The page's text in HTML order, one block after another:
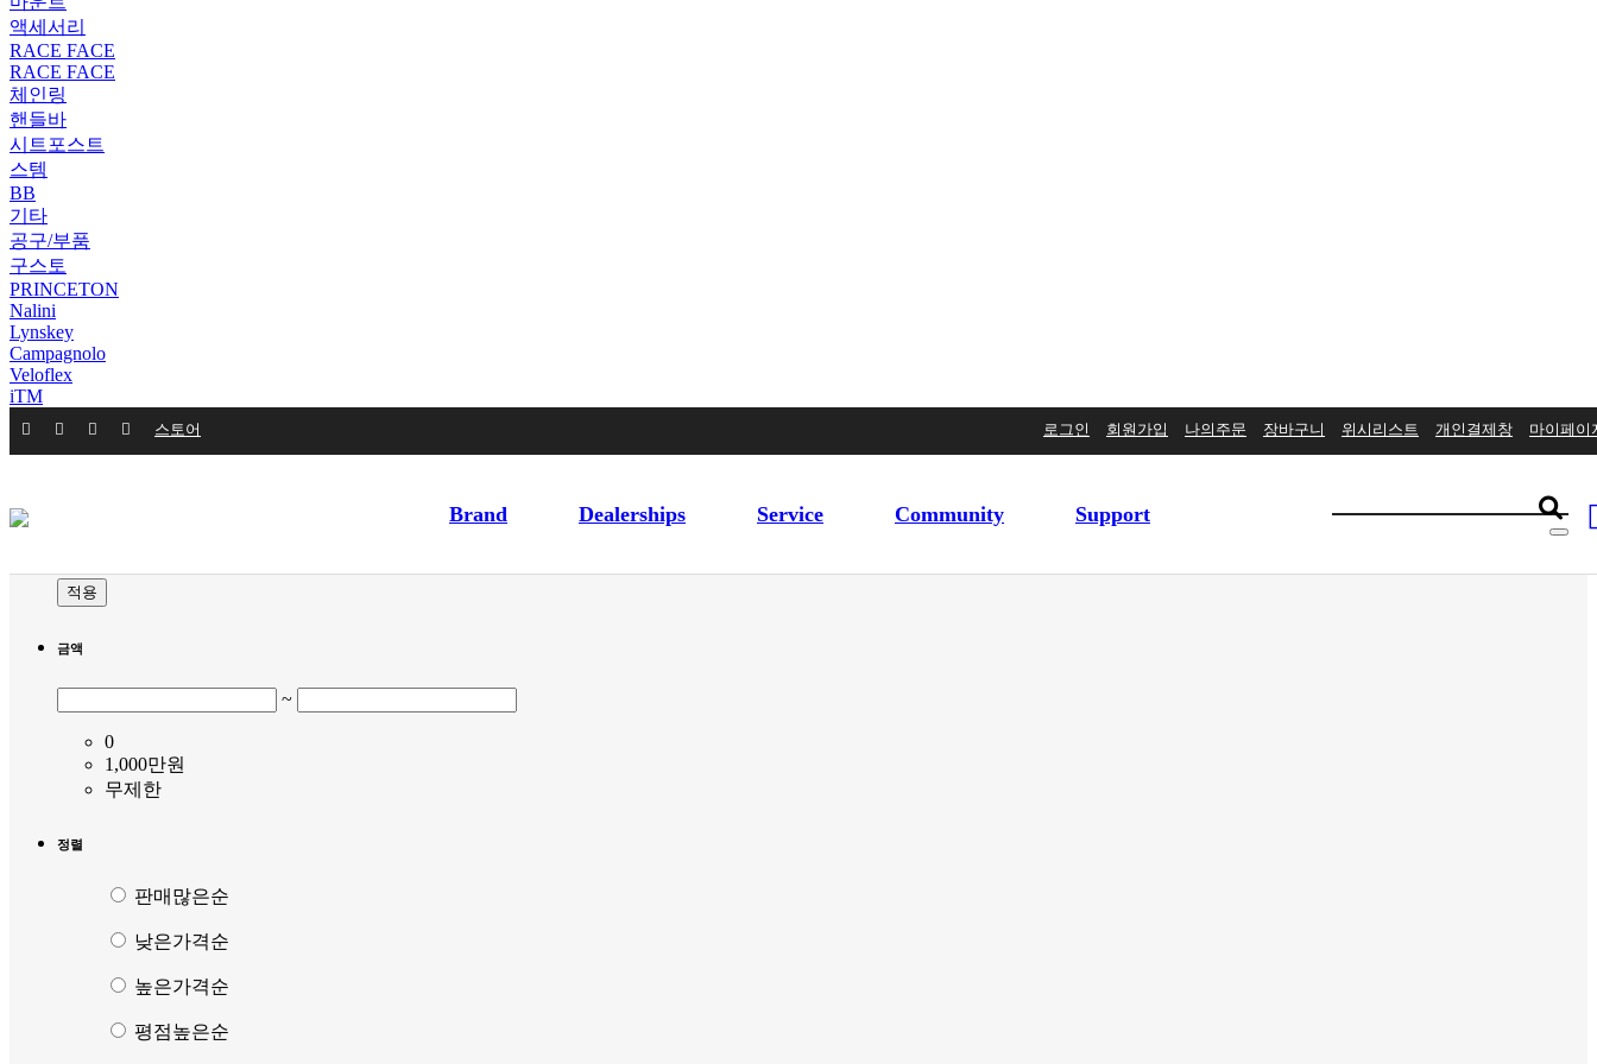
액세서리
RACE FACE
RACE FACE
체인링
핸들바
시트포스트
스템
BB
기타
공구/부품
구스토
PRINCETON
Nalini
Lynskey
Campagnolo
Veloflex
iTM
스토어 로그인 회원가입 나의주문 장바구니 위시리스트 개인결제창 마이페이
Brand Dealerships Service Community Support
적용
금액
~
0
1,000만원
무제한
정렬
판매많은순
낮은가격순
높은가격순
평점높은순